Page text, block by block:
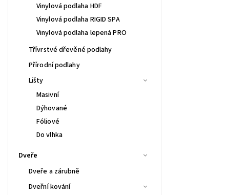
Vinylová podlaha HDF
Vinylová podlaha RIGID SPA
Vinylová podlaha lepená PRO
Třívrstvé dřevěné podlahy
Přírodní podlahy
Lišty
Masivní
Dýhované
Fóliové
Do vlhka
Dveře
Dveře a zárubně
Dveřní kování